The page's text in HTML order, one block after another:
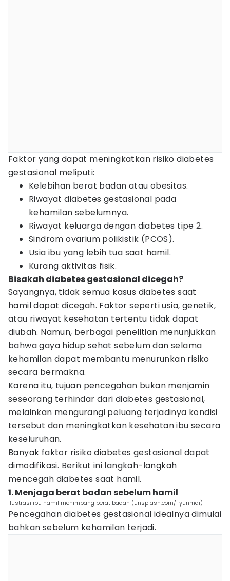
Faktor yang dapat meningkatkan risiko diabetes
gestasional meliputi:
Kelebihan berat badan atau obesitas.
Riwayat diabetes gestasional pada
kehamilan sebelumnya.
Riwayat keluarga dengan diabetes tipe 2.
Sindrom ovarium polikistik (PCOS).
Usia ibu yang lebih tua saat hamil.
Kurang aktivitas fisik.
Bisakah diabetes gestasional dicegah?
Sayangnya, tidak semua kasus diabetes saat
hamil dapat dicegah. Faktor seperti usia, genetik,
atau riwayat kesehatan tertentu tidak dapat
diubah. Namun, berbagai penelitian menunjukkan
bahwa gaya hidup sehat sebelum dan selama
kehamilan dapat membantu menurunkan risiko
secara bermakna.
Karena itu, tujuan pencegahan bukan menjamin
seseorang terhindar dari diabetes gestasional,
melainkan mengurangi peluang terjadinya kondisi
tersebut dan meningkatkan kesehatan ibu secara
keseluruhan.
Banyak faktor risiko diabetes gestasional dapat
dimodifikasi. Berikut ini langkah-langkah
mencegah diabetes saat hamil.
1. Menjaga berat badan sebelum hamil
ilustrasi ibu hamil menimbang berat badan (unsplash.com/i yunmai)
Pencegahan diabetes gestasional idealnya dimulai
bahkan sebelum kehamilan terjadi.